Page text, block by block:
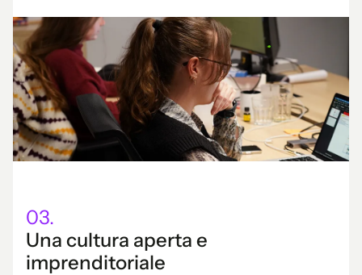
03.
Una cultura aperta e
imprenditoriale